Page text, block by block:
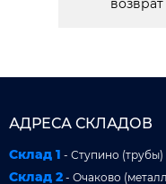
АДРЕСА СКЛАДОВ
Склад 1 - Ступино (трубы)
Склад 2 - Очаково